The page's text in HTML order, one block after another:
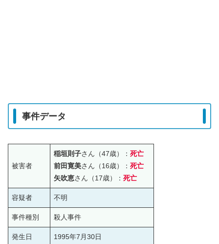
事件データ
被害者
稲垣則子さん（47歳）：死亡
前田寛美さん（16歳）：死亡
矢吹恵さん（17歳）：死亡
容疑者 不明
事件種別 殺人事件
発生日 1995年7月30日